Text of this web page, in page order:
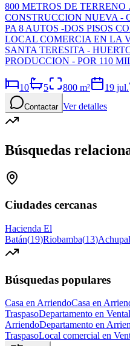
800 METROS DE TERRENO
CONSTRUCCION NUEVA -
PA 8 AUTOS -DOS PISOS
LOCAL COMERCIA EN LA
SANTA TERESITA -
PRODUCCION - POR 110
10 5 800 m² 19 jul.
Contactar Ver detalles
Búsquedas
Ciudades cercanas
Hacienda El
Batán(19)Riobamba(13)
Búsquedas populares
Casa en ArriendoCasa en
TraspasoDepartamento en Venta
ArriendoDepartamento en
TraspasoLocal comercial en